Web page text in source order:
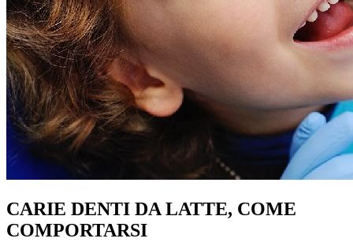
CARIE DENTI DA LATTE, COME
COMPORTARSI